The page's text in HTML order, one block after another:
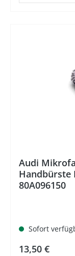
Audi
Handbürste
80A096150
Sofort
Regulärer
13,50 €